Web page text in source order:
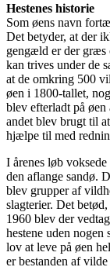
Hestenes historie
Som øens navn
Det betyder, at der
gengæld er der græs
kan trives under de
at de omkring 500
øen i 1800-tallet,
blev efterladt på
andet blev brugt til
hjælpe til med
I årenes løb
den aflange sandø.
blev grupper af
slagterier. Det
1960 blev der
hestene uden
lov at leve på øen
er bestanden af